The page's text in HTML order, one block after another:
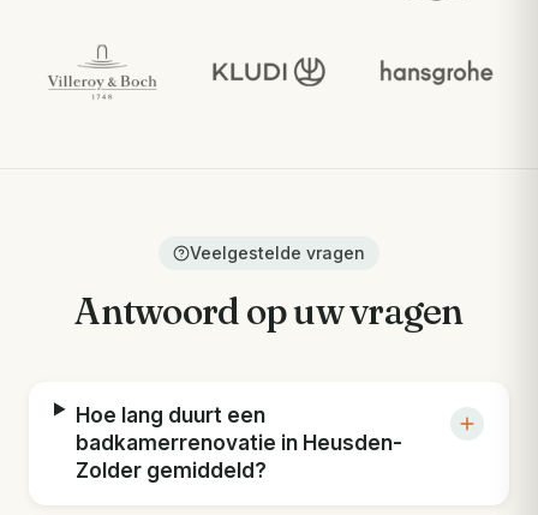
Veelgestelde vragen
Antwoord op uw vragen
Hoe lang duurt een
badkamerrenovatie in Heusden-
Zolder gemiddeld?